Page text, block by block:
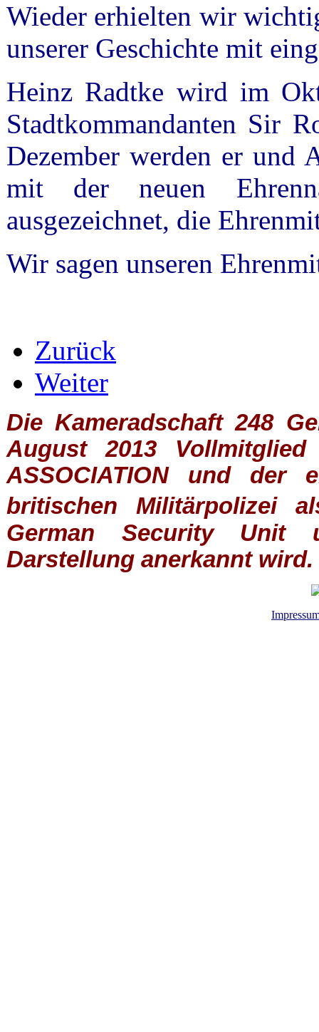
Wieder erhielten wir
unserer Geschichte mit
Heinz Radtke wird im
Stadtkommandanten Sir
Dezember werden er und
mit der neuen
ausgezeichnet, die
Wir sagen unseren
Zurück
Weiter
Die Kameradschaft 248
August 2013
ASSOCIATIONund der
britischen
Militärpolizei
German Security Unit
Darstellung anerkannt wird.